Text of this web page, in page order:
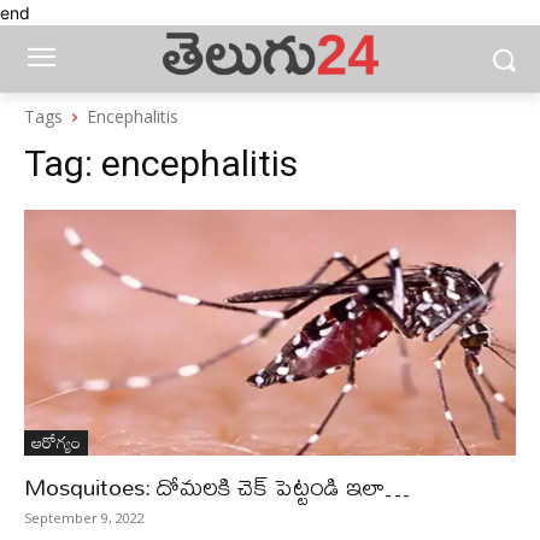
end
Tags Encephalitis
Tag: encephalitis
ఆరోగ్యం
Mosquitoes: దోమలకి చెక్ పెట్టండి ఇలా…
September 9, 2022